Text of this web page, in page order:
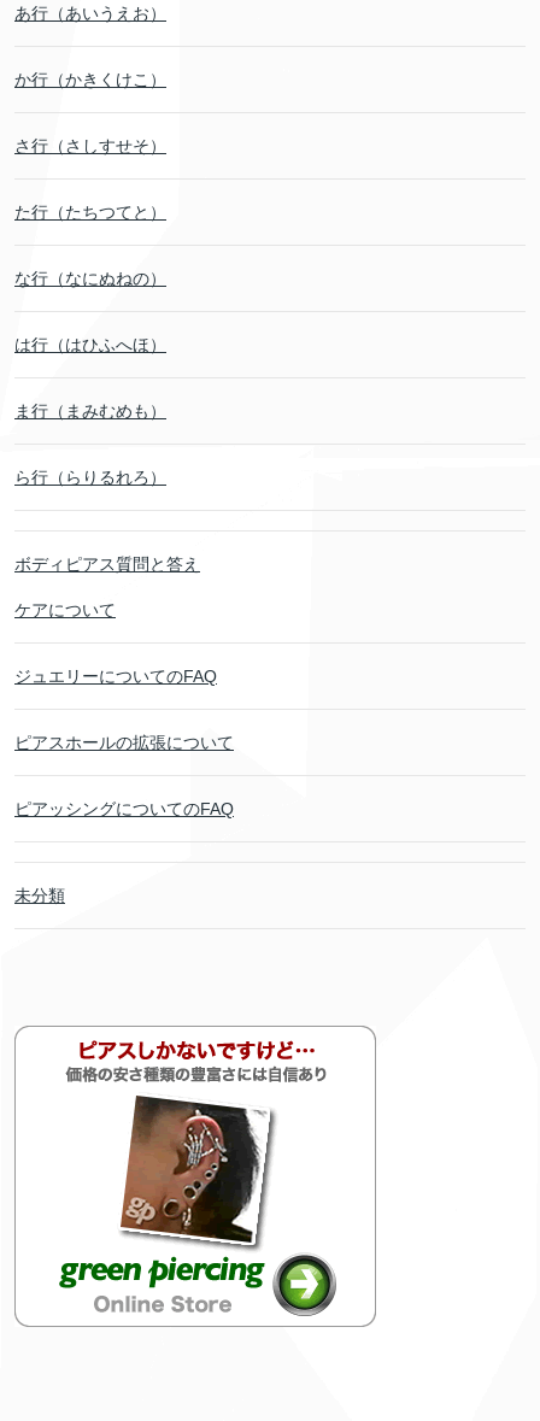
あ行（あいうえお）
か行（かきくけこ）
さ行（さしすせそ）
た行（たちつてと）
な行（なにぬねの）
は行（はひふへほ）
ま行（まみむめも）
ら行（らりるれろ）
ボディピアス質問と答え
ケアについて
ジュエリーについてのFAQ
ピアスホールの拡張について
ピアッシングについてのFAQ
未分類